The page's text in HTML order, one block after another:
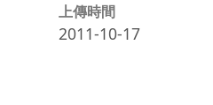
上傳時間
2011-10-17